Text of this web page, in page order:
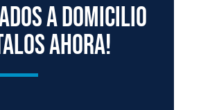
a domicilio
ahora!